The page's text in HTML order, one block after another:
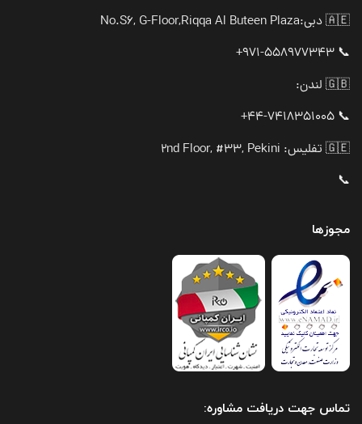
🇦🇪 دبی:
No.S6, G-Floor,Riqqa Al Buteen Plaza
📞 971-558977343+
🇬🇧 لندن:
📞 44-7418351005+
🇬🇪 تفلیس: 2nd Floor, #33, Pekini
📞
مجوزها
تماس جهت دریافت مشاوره: